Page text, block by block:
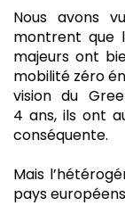
Nous avons
montrent que
majeurs ont
mobilité zéro
vision du
4 ans, ils ont
conséquente.
Mais
pays